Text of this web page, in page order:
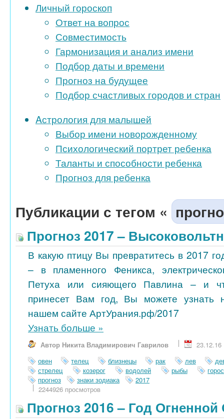
Личный гороскоп
Ответ на вопрос
Совместимость
Гармонизация и анализ имени
Подбор даты и времени
Прогноз на будущее
Подбор счастливых городов и стран
Aстрология для малышей
Выбор имени новорожденному
Психологический портрет ребенка
Таланты и способности ребенка
Прогноз для ребенка
Публикации с тегом «
Прогноз 2017 –
В какую птицу Вы превратитесь в 2017
– в пламенного Феникса,
Петуха или сияющего Павлина – и
принесет Вам год, Вы можете узнать
нашем сайте АртУрания.рф/2017
Узнать больше »
Автор Никита Владимирович Гаврилов
23.12.16
овен
телец близнецы рак лев
стрелец
козерог водолей рыбы
прогноз
знаки зодиака
2017
2244926 просмотров
Прогноз 2016 – Год